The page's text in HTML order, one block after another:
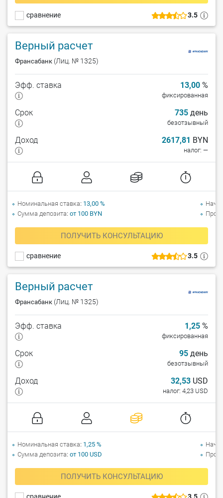
3.5
сравнение
Верный расчет
Франсабанк (Лиц. № 1325)
3.5
сравнение
Эфф. ставка 13,00 %
фиксированная
Срок 735 день
безотзывный
Доход 2617,81 BYN
налог: —
ПОЛУЧИТЬ КОНСУЛЬТАЦИЮ
Номинальная ставка 13,00 %
Сумма депозита от 100 BYN
Верный расчет
Франсабанк (Лиц. № 1325)
Эфф. ставка 1,25 %
фиксированная
Срок 95 день
безотзывный
Доход 32,53 USD
налог: 4,23 USD
ПОЛУЧИТЬ КОНСУЛЬТАЦИЮ
Номинальная ставка 1,25 %
Сумма депозита от 100 USD